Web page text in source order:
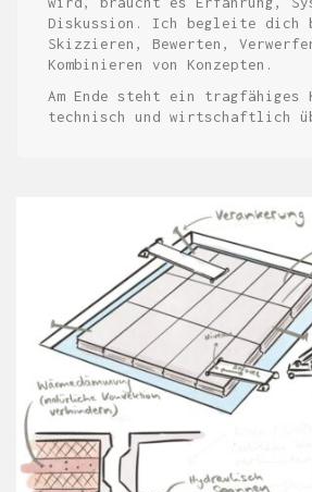
Diskussion. Ich begleite dich
Skizzieren, Bewerten,
Kombinieren von Konzepten.
Am Ende steht ein tragfähiges
technisch und wirtschaftlich